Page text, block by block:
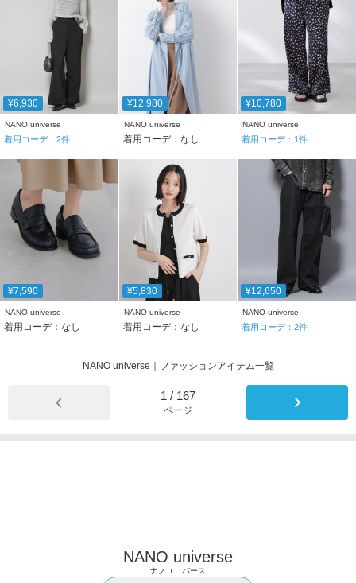
¥6,930
NANO universe
着用コーデ： 2件
¥12,980
NANO universe
着用コーデ：なし
¥10,780
NANO universe
着用コーデ： 1件
¥7,590
NANO universe
着用コーデ：なし
¥5,830
NANO universe
着用コーデ：なし
¥12,650
NANO universe
着用コーデ：2件
NANO universe｜ファッションアイテム一覧
1 / 167
ページ
NANO universe
ナノユニバース